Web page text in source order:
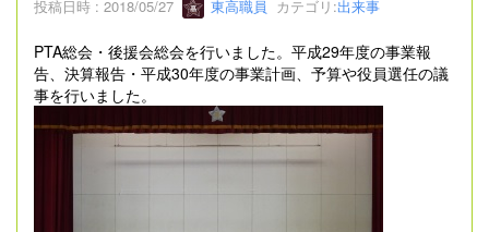
投稿日時 : 2018/05/27 東高職員 カテゴリ:出来事
PTA総会・後援会総会を行いました。平成29年度の事業報
告、決算報告・平成30年度の事業計画、予算や役員選任の議
事を行いました。